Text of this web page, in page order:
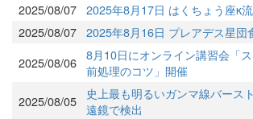
2025/08/07 2025年8月17日 はくちょう座κ
2025/08/07 2025年8月16日 プレアデス星団
2025/08/06 8月10日にオンライン講習会「
前処理のコツ」開催
2025/08/05
史上最も明るいガンマ線バース
遠鏡で検出